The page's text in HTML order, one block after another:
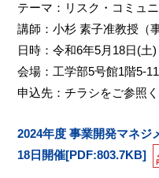
テーマ：リスク・コミュ
講師：小杉 素子准教授（
日時：令和6年5月18日(土
会場：工学部5号館1階5-
申込先：チラシをご参照
2024年度 事業開発マネ
18日開催[PDF:803.7KB]